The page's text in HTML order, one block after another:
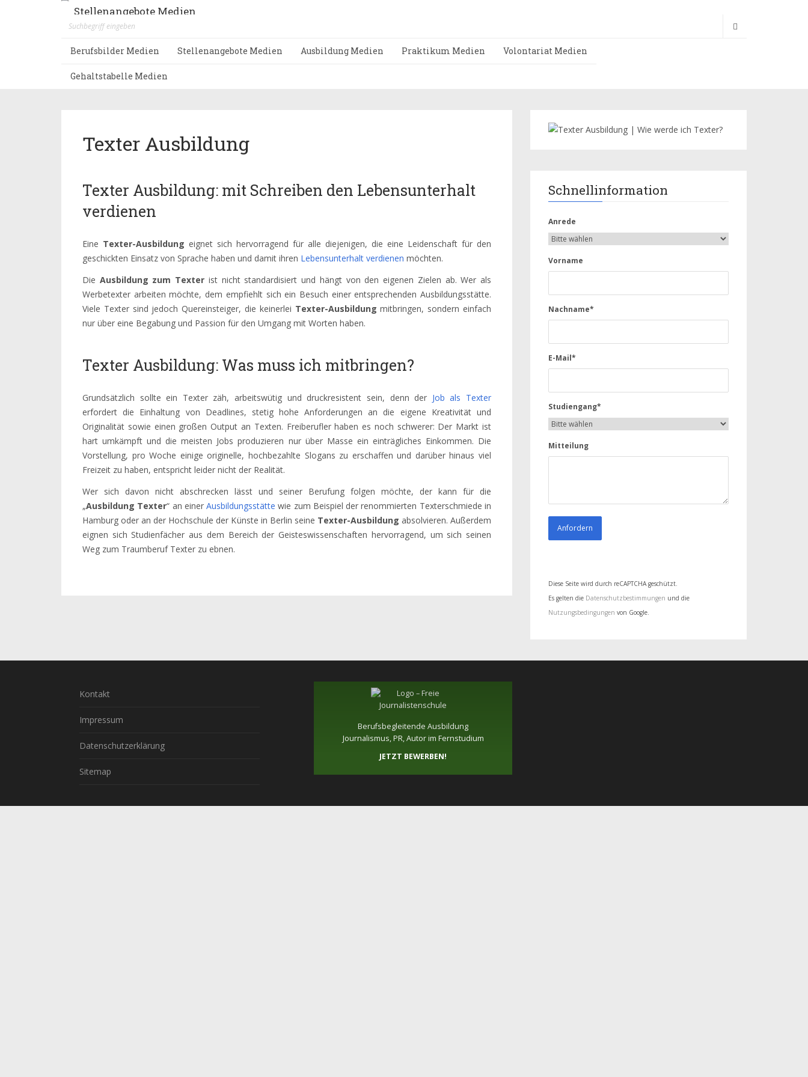
Stellenangebote Medien
Berufsbilder Medien Stellenangebote Medien Ausbildung Medien Praktikum Medien Volontariat Medien
Gehaltstabelle Medien
Texter Ausbildung
Texter Ausbildung: mit Schreiben den Lebensunterhalt
verdienen
Eine Texter-Ausbildung eignet sich hervorragend für alle diejenigen, die eine Leidenschaft für den
geschickten Einsatz von Sprache haben und damit ihren Lebensunterhalt verdienen möchten.
Die Ausbildung zum Texter ist nicht standardisiert und hängt von den eigenen Zielen ab. Wer als
Werbetexter arbeiten möchte, dem empfiehlt sich ein Besuch einer entsprechenden Ausbildungsstätte.
Viele Texter sind jedoch Quereinsteiger, die keinerlei Texter-Ausbildung mitbringen, sondern einfach
nur über eine Begabung und Passion für den Umgang mit Worten haben.
Texter Ausbildung: Was muss ich mitbringen?
Grundsätzlich sollte ein Texter zäh, arbeitswütig und druckresistent sein, denn der Job als Texter
erfordert die Einhaltung von Deadlines, stetig hohe Anforderungen an die eigene Kreativität und
Originalität sowie einen großen Output an Texten. Freiberufler haben es noch schwerer: Der Markt ist
hart umkämpft und die meisten Jobs produzieren nur über Masse ein einträgliches Einkommen. Die
Vorstellung, pro Woche einige originelle, hochbezahlte Slogans zu erschaffen und darüber hinaus viel
Freizeit zu haben, entspricht leider nicht der Realität.
Wer sich davon nicht abschrecken lässt und seiner Berufung folgen möchte, der kann für die
„Ausbildung Texter“ an einerAusbildungsstätte wie zum Beispiel der renommierten Texterschmiede in
Hamburg oder an der Hochschule der Künste in Berlin seine Texter-Ausbildung absolvieren. Außerdem
eignen sich Studienfächer aus dem Bereich der Geisteswissenschaften hervorragend, um sich seinen
Weg zum Traumberuf Texter zu ebnen.
Schnellinformation
Anrede
Vorname
Nachname*
E-Mail*
Studiengang*
Mitteilung
Diese Seite wird durch reCAPTCHA geschützt.
Es gelten die Datenschutzbestimmungen und die
Nutzungsbedingungen von Google.
Kontakt
Impressum
Datenschutzerklärung
Sitemap
Berufsbegleitende Ausbildung
Journalismus, PR, Autor im Fernstudium
JETZT BEWERBEN!